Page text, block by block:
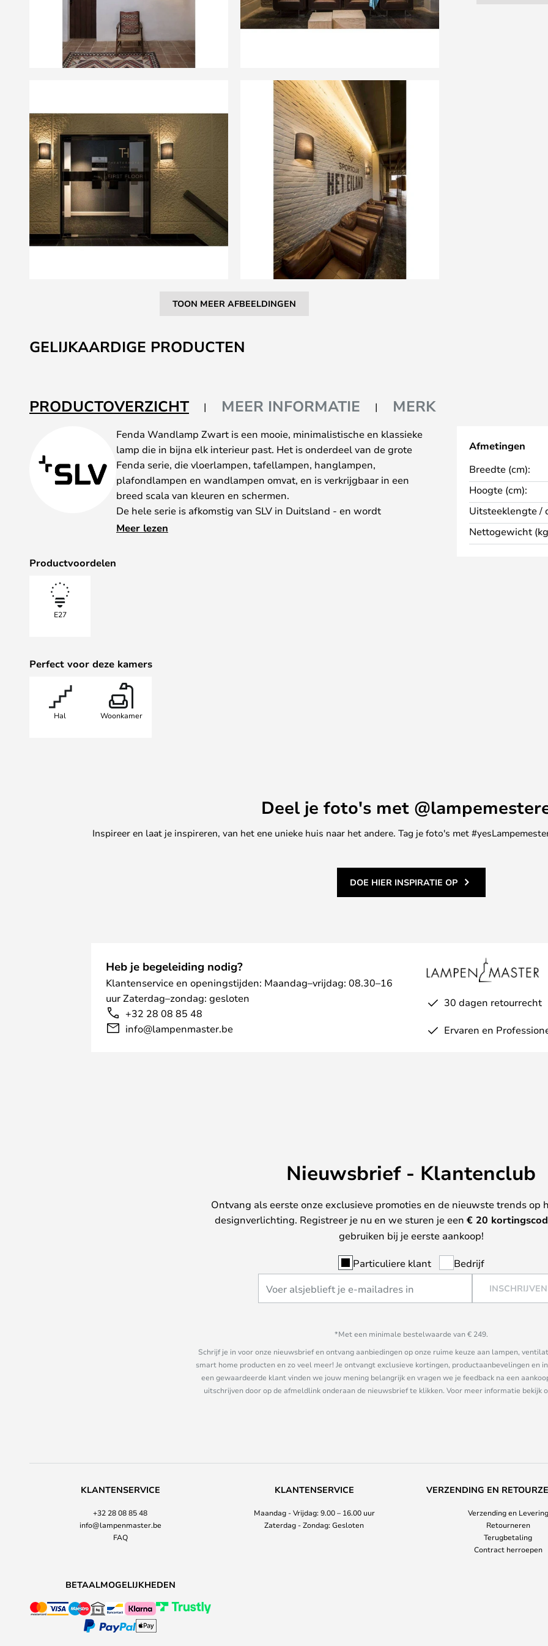
TOON MEER AFBEELDINGEN
naar
het
de
afbeeldingen-
GELIJKAARDIGE PRODUCTEN
PRODUCTOVERZICHT MEER INFORMATIE MERK
Fenda Wandlamp Zwart is een mooie, minimalistische en klassieke
lamp die in bijna elk interieur past. Het is onderdeel van de grote
Fenda serie, die vloerlampen, tafellampen, hanglampen,
plafondlampen en wandlampen omvat, en is verkrijgbaar in een
breed scala van kleuren en schermen.
De hele serie is afkomstig van SLV in Duitsland - en wordt
geproduceerd in de hoogste Duitse kwaliteit. De body is gemaakt
Meer lezen
Productvoordelen
E27
Perfect voor deze kamers
Hal Woonkamer
Afmetingen
Breedte (cm):
Hoogte (cm):
Uitsteeklengte /
Nettogewicht
Deel je foto's met
Inspireer en laat je inspireren, van het ene unieke huis naar het andere. Tag je foto's met
DOE HIER INSPIRATIE OP
Heb je begeleiding nodig?
Klantenservice en openingstijden: Maandag–vrijdag: 08.30–16
uur Zaterdag–zondag: gesloten
+32 28 08 85 48
info@lampenmaster.be
30 dagen retourrecht
Ervaren en
Nieuwsbrief - Klantenclub
Ontvang als eerste onze exclusieve promoties en de nieuwste trends op
designverlichting. Registreer je nu en we sturen je een € 20
gebruiken bij je eerste aankoop!
Particuliere klant Bedrijf
INSCHRIJVEN
*Met een minimale bestelwaarde van € 249.
Schrijf je in voor onze nieuwsbrief en ontvang aanbiedingen op onze ruime keuze aan lampen,
smart home producten en zo veel meer! Je ontvangt exclusieve kortingen, productaanbevelingen en
een gewaardeerde klant vinden we jouw mening belangrijk en vragen we je feedback na een
uitschrijven door op de afmeldlink onderaan de nieuwsbrief te klikken. Voor meer informatie bekijk
KLANTENSERVICE
+32 28 08 85 48
info@lampenmaster.be
FAQ
KLANTENSERVICE
Maandag - Vrijdag: 9.00 – 16.00 uur
Zaterdag - Zondag: Gesloten
VERZENDING EN
Verzending en Levering
Retourneren
Terugbetaling
Contract herroepen
BETAALMOGELIJKHEDEN